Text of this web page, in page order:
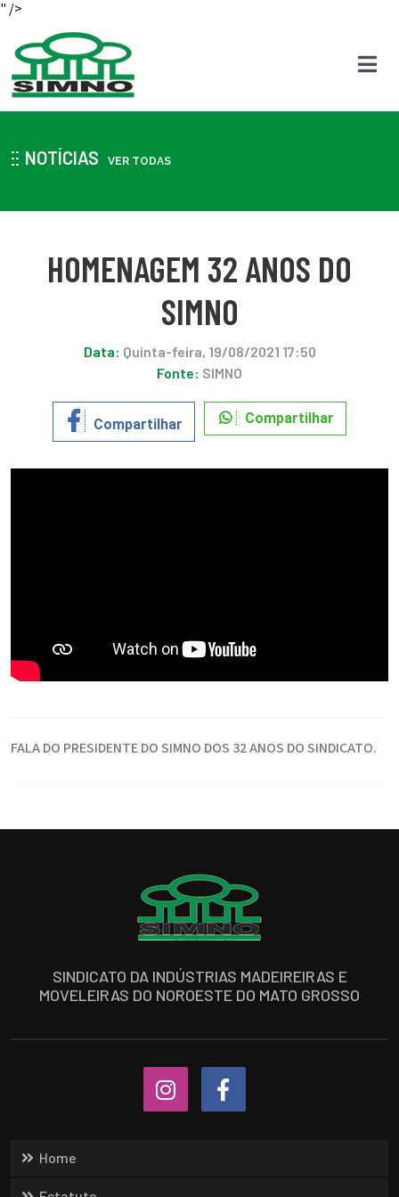
" />
NOTÍCIAS VER TODAS
HOMENAGEM 32 ANOS DO
SIMNO
Data: Quinta-feira, 19/08/2021 17:50
Fonte: SIMNO
Compartilhar Compartilhar
FALA DO PRESIDENTE DO SIMNO DOS 32 ANOS DO SINDICATO.
SINDICATO DA INDÚSTRIAS MADEIREIRAS E
MOVELEIRAS DO NOROESTE DO MATO GROSSO
Home